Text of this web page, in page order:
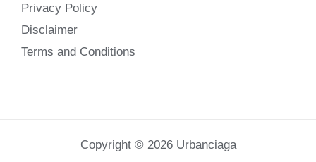
Privacy Policy
Disclaimer
Terms and Conditions
Copyright © 2026 Urbanciaga